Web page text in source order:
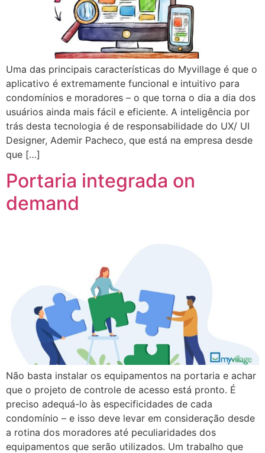
Uma das principais características do Myvillage é que o
aplicativo é extremamente funcional e intuitivo para
condomínios e moradores – o que torna o dia a dia dos
usuários ainda mais fácil e eficiente. A inteligência por
trás desta tecnologia é de responsabilidade do UX/ UI
Designer, Ademir Pacheco, que está na empresa desde
que […]
Portaria integrada on
demand
Não basta instalar os equipamentos na portaria e achar
que o projeto de controle de acesso está pronto. É
preciso adequá-lo às especificidades de cada
condomínio – e isso deve levar em consideração desde
a rotina dos moradores até peculiaridades dos
equipamentos que serão utilizados. Um trabalho que